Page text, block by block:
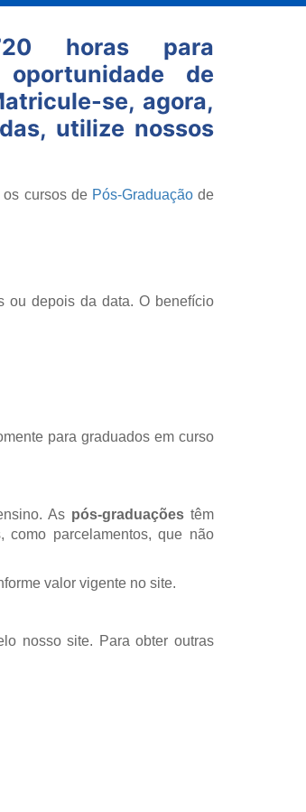
horas para
de
se, agora,
utilize nossos
os cursos de Pós-Graduaçãode
ou depois da data. O benefício
para graduados em curso
As pós-graduações têm
como parcelamentos, que não
valor vigente no site.
nosso site. Para obter outras